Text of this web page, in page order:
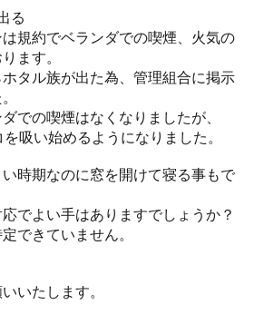
る
規約でベランダでの喫煙、火気の
ます。
タル族が出た為、管理組合に掲示
での喫煙はなくなりましたが、
吸い始めるようになりました。
時期なのに窓を開けて寝る事もで
でよい手はありますでしょうか？
できていません。
いたします。